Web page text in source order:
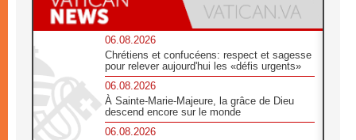
06.08.2026
Chrétiens et confucéens: respect et sagesse
pour relever aujourd'hui les «défis urgents»
06.08.2026
À Sainte-Marie-Majeure, la grâce de Dieu
descend encore sur le monde
06.08.2026